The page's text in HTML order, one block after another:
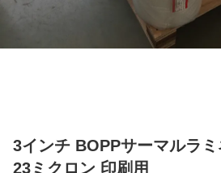
3インチ BOPPサーマルラ
23ミクロン 印刷用